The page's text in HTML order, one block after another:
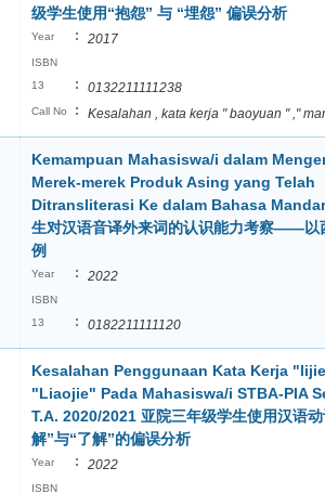
级学生使用“抱怨” 与 “埋怨” 偏误分析
Year : 2017
ISBN
13
: 0132211111238
Call No : Kesalahan , kata kerja " baoyuan " ,"
Kemampuan Mahasiswa/i dalam
Merek-merek Produk Asing yang Telah
Ditransliterasi Ke dalam Bahasa
生对汉语音译外来词的认识能力考察——以
例
Year : 2022
ISBN
13
: 0182211111120
Kesalahan Penggunaan Kata Kerja
"Liaojie" Pada Mahasiswa/i STBA-PIA
T.A. 2020/2021 亚院三年级学生使用汉语
解”与“了解”的偏误分析
Year : 2022
ISBN